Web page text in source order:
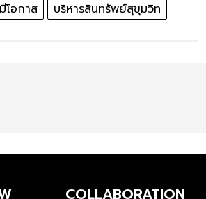
โอกาส บริหารสินทรัพย์สุขุมวิท
COLLABORATION